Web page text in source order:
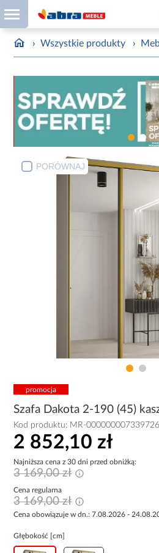
› Wszystkie produkty ›
PORÓWNAJ
promocja
Szafa Dakota 2-190 (45)
Kod produktu: MR-000000007339726
2 852,10 zł
Najniższa cena z 30 dni przed obniżką:
3 169,00 zł
Cena regularna
3 169,00 zł
Cena obowiązuje w dn.: 7.08.2026 -
Głębokość [cm]